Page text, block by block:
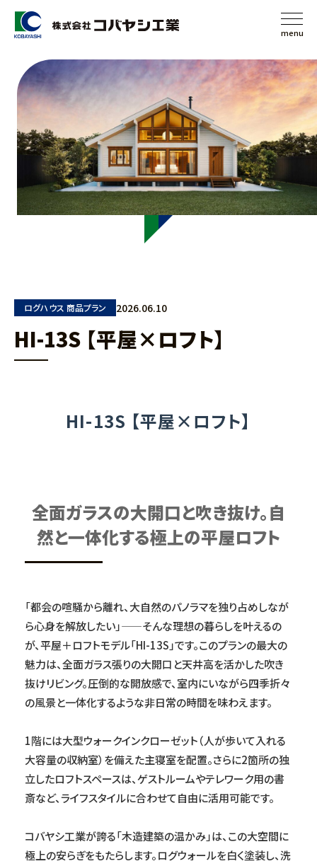
menu
ログハウス 商品プラン 2026.06.10
HI-13S 【平屋×ロフト】
HI-13S 【平屋×ロフト】
全面ガラスの大開口と吹き抜け。自
然と一体化する極上の平屋ロフト
「都会の喧騒から離れ、大自然のパノラマを独り占めしなが
ら心身を解放したい」——そんな理想の暮らしを叶えるの
が、平屋＋ロフトモデル「HI-13S」です。このプランの最大の
魅力は、全面ガラス張りの大開口と天井高を活かした吹き
抜けリビング。圧倒的な開放感で、室内にいながら四季折々
の風景と一体化するような非日常の時間を味わえます。
1階には大型ウォークインクローゼット（人が歩いて入れる
大容量の収納室）を備えた主寝室を配置。さらに2箇所の独
立したロフトスペースは、ゲストルームやテレワーク用の書
斎など、ライフスタイルに合わせて自由に活用可能です。
コバヤシ工業が誇る「木造建築の温かみ」は、この大空間に
極上の安らぎをもたらします。ログウォールを白く塗装し、洗